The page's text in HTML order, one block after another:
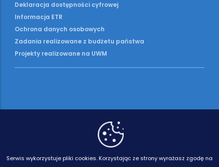
Deklaracja dostępności cyfrowej
Informacja ETR
Ochrona danych osobowych
Zadania realizowane z budżetu państwa
Projekty realizowane na UWM
Serwis wykorzystuje pliki cookies. Korzystając ze strony wyrażasz zgodę na